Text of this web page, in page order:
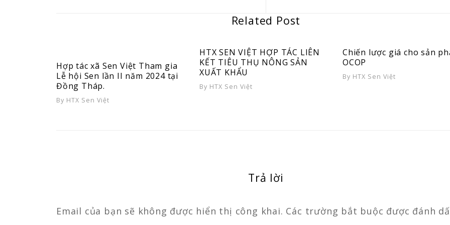
Related Post
Hợp tác xã Sen Việt Tham gia
Lễ hội Sen lần II năm 2024 tại
Đồng Tháp.
By HTX Sen Việt
HTX SEN VIỆT HỢP TÁC LIÊN
KẾT TIÊU THỤ NÔNG SẢN
XUẤT KHẨU
By HTX Sen Việt
Chiến lược giá cho sản
OCOP
By HTX Sen Việt
Trả lời
Email của bạn sẽ không được hiển thị công khai. Các trường bắt buộc được đánh